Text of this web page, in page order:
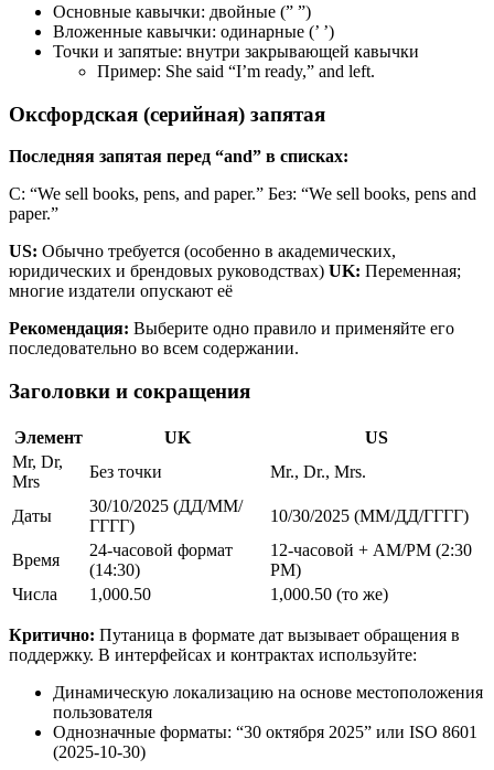
Основные кавычки: двойные (” ”)
Вложенные кавычки: одинарные (’ ’)
Точки и запятые: внутри закрывающей кавычки
Пример: She said “I’m ready,” and left.
Оксфордская (серийная) запятая
Последняя запятая перед “and” в списках:
С: “We sell books, pens, and paper.” Без: “We sell books, pens and
paper.”
US: Обычно требуется (особенно в академических,
юридических и брендовых руководствах) UK: Переменная;
многие издатели опускают её
Рекомендация: Выберите одно правило и применяйте его
последовательно во всем содержании.
Заголовки и сокращения
Элемент UK
US
Mr, Dr,
Mrs
Без точки Mr., Dr., Mrs.
Даты
30/10/2025 (ДД/ММ/
ГГГГ)
10/30/2025 (ММ/ДД/ГГГГ)
Время
24-часовой формат
(14:30)
12-часовой + AM/PM (2:30
PM)
Числа
1,000.50 1,000.50 (то же)
Критично: Путаница в формате дат вызывает обращения в
поддержку. В интерфейсах и контрактах используйте:
Динамическую локализацию на основе местоположения
пользователя
Однозначные форматы: “30 октября 2025” или ISO 8601
(2025-10-30)